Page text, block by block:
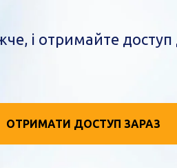
і отримайте доступ
ОТРИМАТИ ДОСТУП ЗАРАЗ